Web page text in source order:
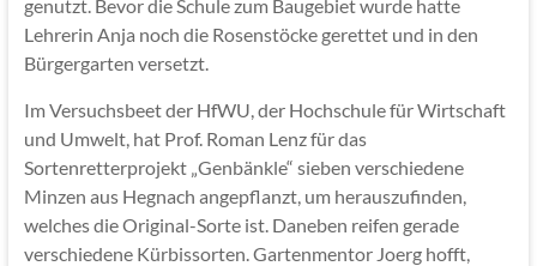
genutzt. Bevor die Schule zum Baugebiet wurde hatte
Lehrerin Anja noch die Rosenstöcke gerettet und in den
Bürgergarten versetzt.
Im Versuchsbeet der HfWU, der Hochschule für Wirtschaft
und Umwelt, hat Prof. Roman Lenz für das
Sortenretterprojekt „Genbänkle“ sieben verschiedene
Minzen aus Hegnach angepflanzt, um herauszufinden,
welches die Original-Sorte ist. Daneben reifen gerade
verschiedene Kürbissorten. Gartenmentor Joerg hofft,